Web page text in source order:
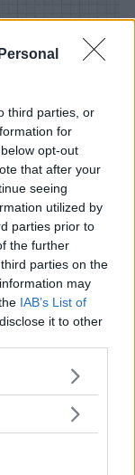
third parties, or
for
opt-out
that after your
seeing
utilized by
parties prior to
the further
parties on the
may
IAB’s List of
it to other
more Google
may click to
below Google
1
15